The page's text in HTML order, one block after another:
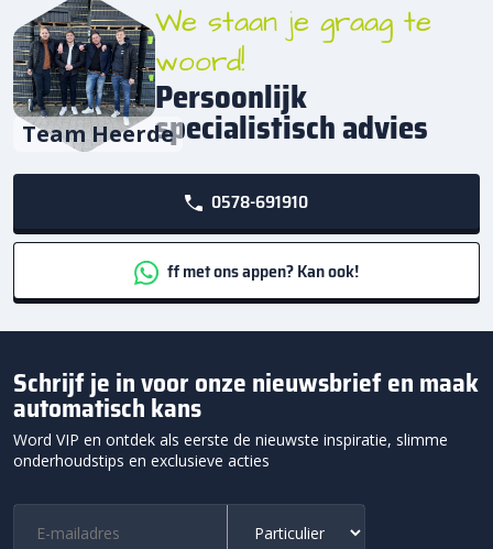
Team Heerde
We staan je graag te
woord!
Persoonlijk
specialistisch advies
0578-691910
ff met ons appen? Kan ook!
Schrijf je in voor onze nieuwsbrief en maak
automatisch kans
Word VIP en ontdek als eerste de nieuwste inspiratie, slimme
onderhoudstips en exclusieve acties